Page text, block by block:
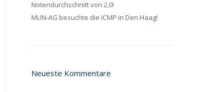
Notendurchschnitt von 2,0!
MUN-AG besuchte die ICMP in Den Haag!
Neueste Kommentare